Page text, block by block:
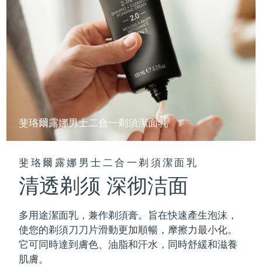
斐珞爾露娜男士二合一剃須潔面乳
斐珞爾露娜男士二合一剃須潔面乳
清透剃须 深彻洁面
多用途潔面乳，兼作剃須膏。旨在快速產生泡沫，
使您的剃須刀刀片滑動更加順暢，摩擦力最小化。
它可同時達到膚色、油脂和汗水，同時舒緩和滋養
肌膚。